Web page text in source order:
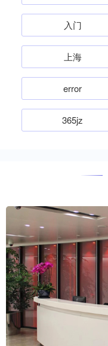
入门
上海
error
365jz